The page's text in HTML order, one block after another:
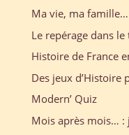
Ma vie, ma famille…
Le repérage dans
Histoire de France
Des jeux d’Histoire
Modern’ Quiz
Mois après mois… :